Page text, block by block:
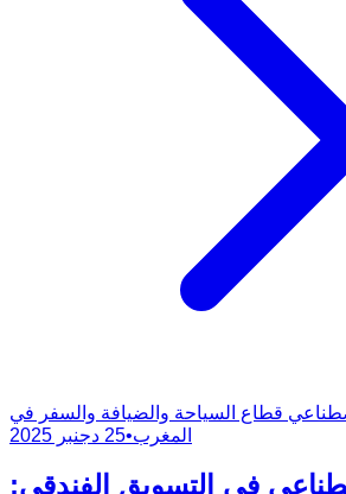
قطاع السياحة والضيافة والسفر في
المغرب•25 دجنبر 2025
في التسويق الفندقي: